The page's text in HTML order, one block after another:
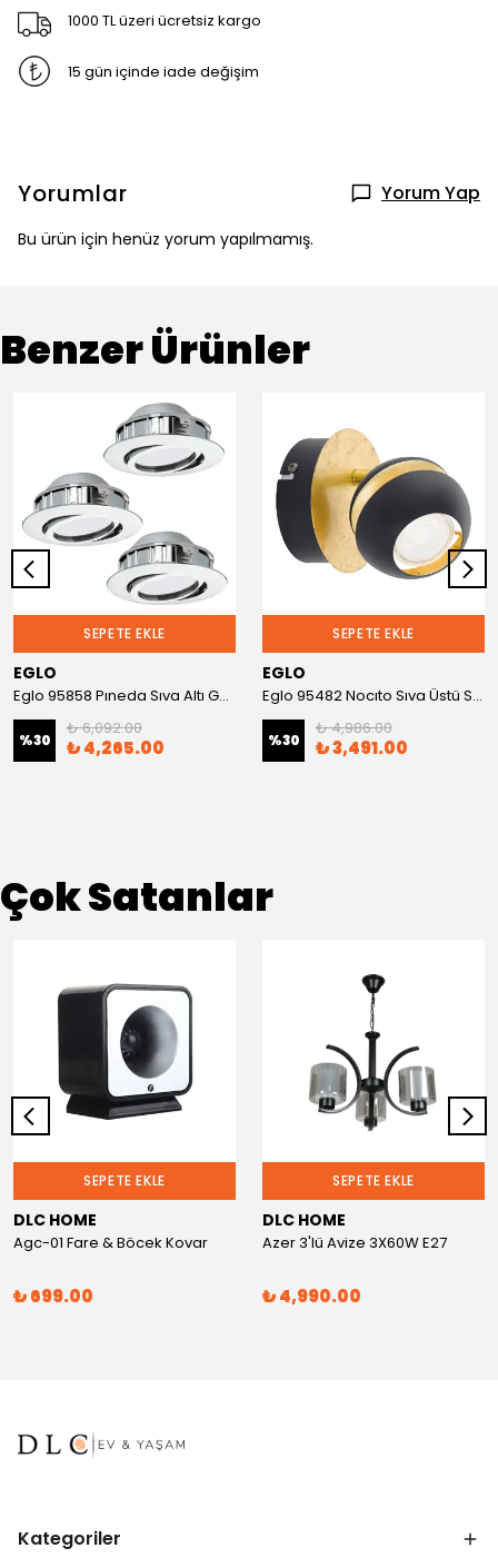
1000 TL üzeri ücretsiz kargo
15 gün içinde iade değişim
Yorumlar Yorum Yap
Bu ürün için henüz yorum yapılmamış.
Benzer Ürünler
SEPETE EKLE
EGLO
Eglo 95858 Pıneda Sıva Altı Gömme Spot
%30
₺ 6,092.00
₺ 4,265.00
SEPETE EKLE
EGLO
Eglo 95482 Nocıto Sıva Üstü Spot
%30
₺ 4,986.00
₺ 3,491.00
Çok Satanlar
SEPETE EKLE
DLC HOME
Agc-01 Fare & Böcek Kovar
₺ 699.00
SEPETE EKLE
DLC HOME
Azer 3'lü Avize 3X60W E27
₺ 4,990.00
Kategoriler